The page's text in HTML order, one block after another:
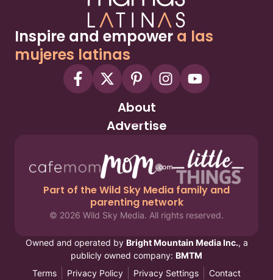
Inspire and empower a las
mujeres latinas
About
Advertise
Part of the Wild Sky Media family and
parenting network
© 2026 Wild Sky Media. All rights reserved.
Owned and operated by Bright Mountain Media Inc., a
publicly owned company: BMTM
Terms
Privacy Policy Privacy Settings Contact